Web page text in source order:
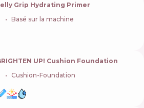
Grip Hydrating Primer
Basé sur la machine
UP! Cushion Foundation
Cushion-Foundation